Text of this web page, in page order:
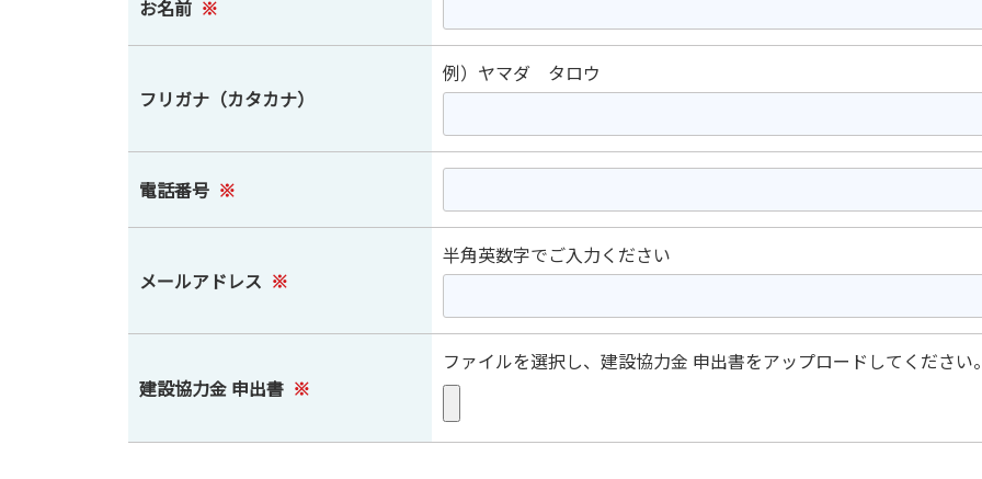
お名前 ※
フリガナ（カタカナ）
例）ヤマダ タロウ
電話番号 ※
メールアドレス ※
半角英数字でご入力ください
建設協力金 申出書 ※
ファイルを選択し、建設協力金 申出書をアップロードしてください